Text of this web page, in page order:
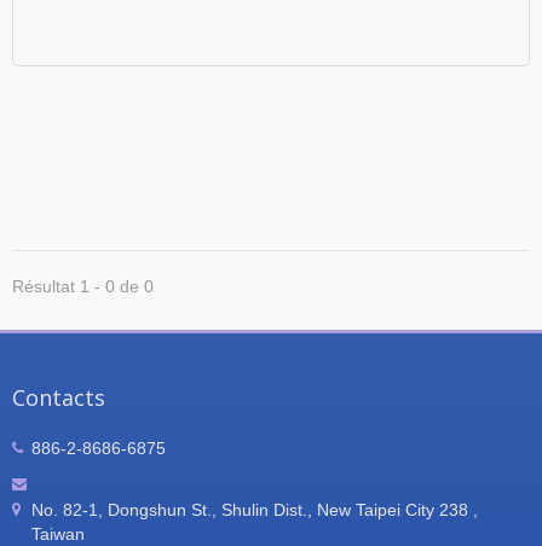
Résultat 1 - 0 de 0
Contacts
886-2-8686-6875
No. 82-1, Dongshun St., Shulin Dist., New Taipei City 238 ,
Taiwan